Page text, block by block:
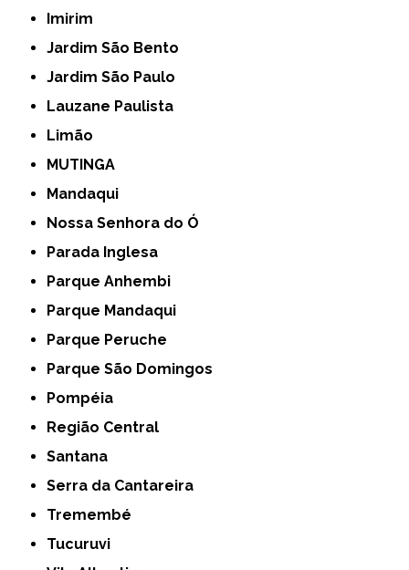
Imirim
Jardim São Bento
Jardim São Paulo
Lauzane Paulista
Limão
MUTINGA
Mandaqui
Nossa Senhora do Ó
Parada Inglesa
Parque Anhembi
Parque Mandaqui
Parque Peruche
Parque São Domingos
Pompéia
Região Central
Santana
Serra da Cantareira
Tremembé
Tucuruvi